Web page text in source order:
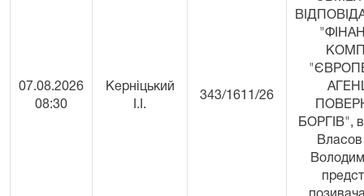
07.08.2026
08:30
Керніцький
І.І.
343/1611/26
БОРГІВ",